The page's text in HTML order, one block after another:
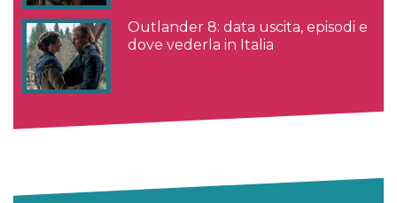
Outlander 8: data uscita, episodi e
dove vederla in Italia